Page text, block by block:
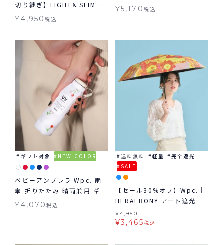
切り継ぎ】LIGHT＆SLIM ラ
イト＆スリム 軽量 日傘 折り
¥4,950税込
用 送料無料 ギフト対象
¥5,170 税込
ギフト対象 NEW COLOR
ベビーアンブレラ Wpc. 雨
傘 折りたたみ 晴雨兼用 ギフ
ト対象 送料無料
¥4,070税込
送料無料 軽量
完全遮光
SALE
【セール30%オフ】Wpc.｜
HERALBONY アート遮光軽
量日傘 mini 日傘 折りたた
み 晴雨兼用 ギフト対象 送料
¥4,950
¥3,465税込